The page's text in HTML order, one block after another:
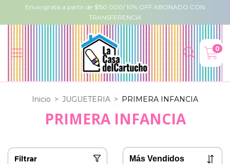
Envio gratis a partir de $150.000/ 10% OFF ABONADO CON
TRANSFERENCIA
0
Inicio > JUGUETERIA > PRIMERA INFANCIA
PRIMERA INFANCIA
Filtrar